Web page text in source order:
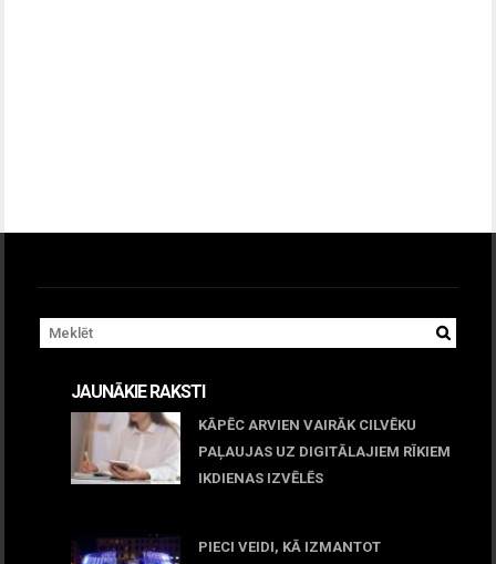
JAUNĀKIE RAKSTI
KĀPĒC ARVIEN VAIRĀK CILVĒKU
PAĻAUJAS UZ DIGITĀLAJIEM RĪKIEM
IKDIENAS IZVĒLĒS
PIECI VEIDI, KĀ IZMANTOT